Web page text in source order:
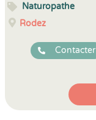
Naturopathe
Rodez
Contacter